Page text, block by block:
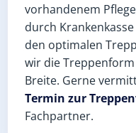
vorhandenem
durch
den optimalen
wir die
Breite. Gerne
Termin zur
Fachpartner.